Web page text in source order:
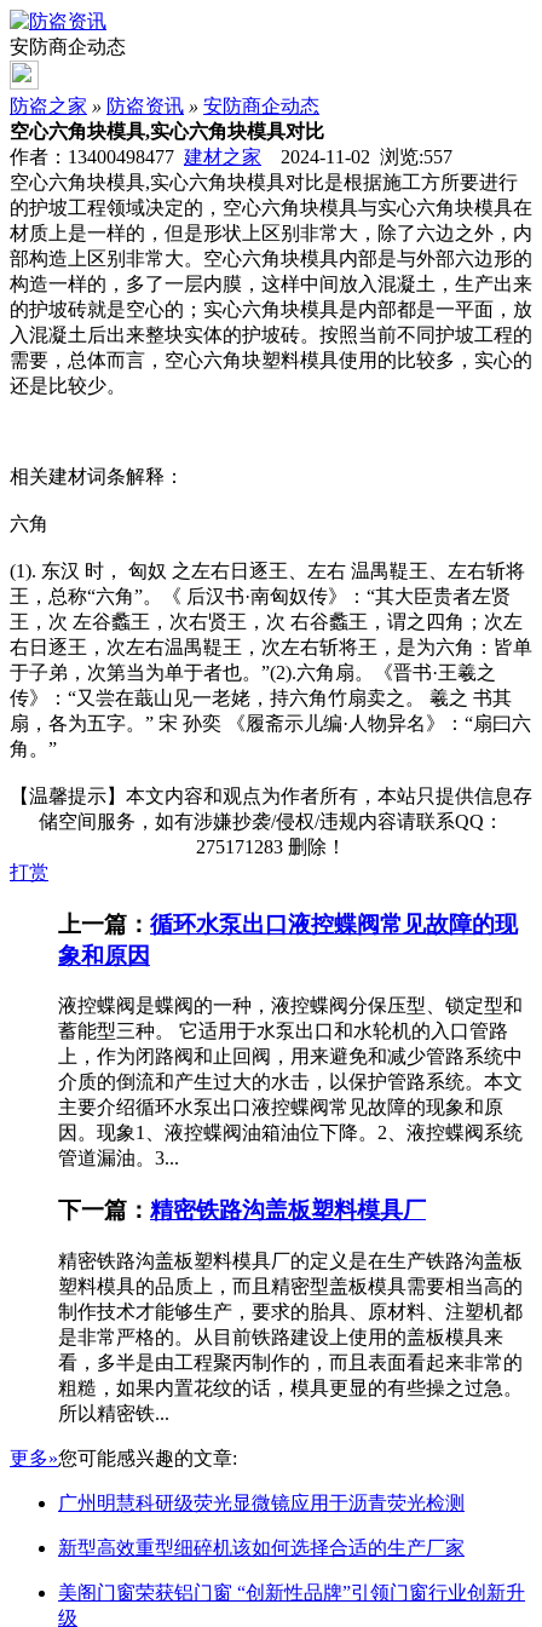
安防商企动态
防盗之家 » 防盗资讯 » 安防商企动态
空心六角块模具,实心六角块模具对比
作者：13400498477 建材之家 2024-11-02 浏览:557
空心六角块模具,实心六角块模具对比是根据施工方所要进行
的护坡工程领域决定的，空心六角块模具与实心六角块模具在
材质上是一样的，但是形状上区别非常大，除了六边之外，内
部构造上区别非常大。空心六角块模具内部是与外部六边形的
构造一样的，多了一层内膜，这样中间放入混凝土，生产出来
的护坡砖就是空心的；实心六角块模具是内部都是一平面，放
入混凝土后出来整块实体的护坡砖。按照当前不同护坡工程的
需要，总体而言，空心六角块塑料模具使用的比较多，实心的
还是比较少。
相关建材词条解释：
六角
(1). 东汉 时， 匈奴 之左右日逐王、左右 温禺鞮王、左右斩将
王，总称“六角”。《 后汉书·南匈奴传》：“其大臣贵者左贤
王，次 左谷蠡王，次右贤王，次 右谷蠡王，谓之四角；次左
右日逐王，次左右温禺鞮王，次左右斩将王，是为六角：皆单
于子弟，次第当为单于者也。”(2).六角扇。《晋书·王羲之
传》：“又尝在蕺山见一老姥，持六角竹扇卖之。 羲之 书其
扇，各为五字。” 宋 孙奕 《履斋示儿编·人物异名》：“扇曰六
角。”
【温馨提示】本文内容和观点为作者所有，本站只提供信息存
储空间服务，如有涉嫌抄袭/侵权/违规内容请联系QQ：
275171283 删除！
打赏
上一篇： 循环水泵出口液控蝶阀常见故障的现
象和原因
液控蝶阀是蝶阀的一种，液控蝶阀分保压型、锁定型和
蓄能型三种。 它适用于水泵出口和水轮机的入口管路
上，作为闭路阀和止回阀，用来避免和减少管路系统中
介质的倒流和产生过大的水击，以保护管路系统。本文
主要介绍循环水泵出口液控蝶阀常见故障的现象和原
因。现象1、液控蝶阀油箱油位下降。2、液控蝶阀系统
管道漏油。3...
下一篇： 精密铁路沟盖板塑料模具厂
精密铁路沟盖板塑料模具厂的定义是在生产铁路沟盖板
塑料模具的品质上，而且精密型盖板模具需要相当高的
制作技术才能够生产，要求的胎具、原材料、注塑机都
是非常严格的。从目前铁路建设上使用的盖板模具来
看，多半是由工程聚丙制作的，而且表面看起来非常的
粗糙，如果内置花纹的话，模具更显的有些操之过急。
所以精密铁...
更多»您可能感兴趣的文章:
广州明慧科研级荧光显微镜应用于沥青荧光检测
新型高效重型细碎机该如何选择合适的生产厂家
美阁门窗荣获铝门窗 “创新性品牌”引领门窗行业创新升
级